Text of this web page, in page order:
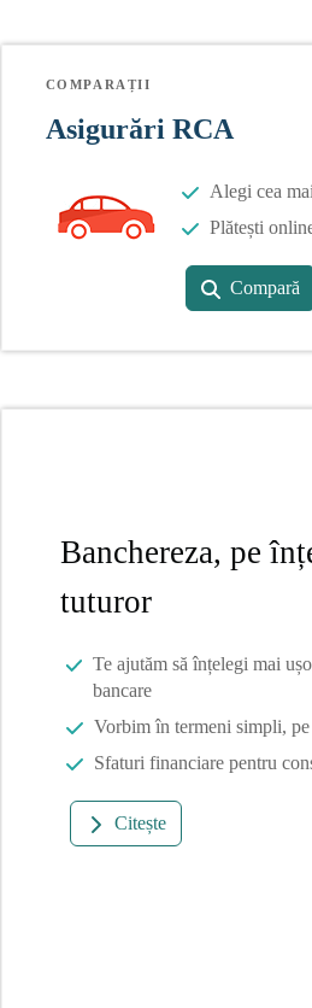
COMPARAȚII
Asigurări RCA
Alegi cea
Plătești
Compară
Banchereza, pe
tuturor
Te ajutăm să înțelegi mai
bancare
Vorbim în termeni simpli,
Sfaturi financiare pentru
Citește